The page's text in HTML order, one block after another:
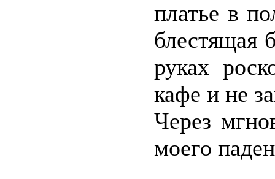
платье в
блестящая
руках
кафе и не
Через
моего